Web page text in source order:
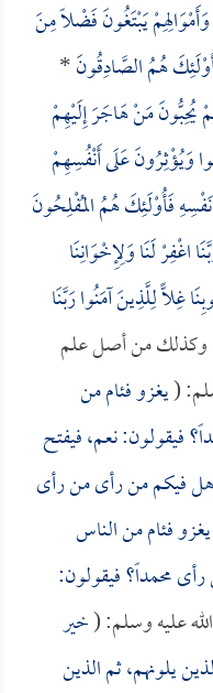
يَبْتَغُونَ فَضْلًا مِنَ
هُمُ الصَّادِقُونَ*
يُحِبُّونَ مَنْ هَاجَرَ إِلَيْهِمْ
وَيُؤْثِرُونَ عَلَى أَنْفُسِهِمْ
فَأُوْلَئِكَ هُمُ المُفْلِحُونَ
لَنَا وَلِإِخْوَانِنَا
غِلًّا لِلَّذِينَ آمَنُوا رَبَّنَا
10]، وكذلك من أصل علم
(يغزو فئام من
فيقولون: نعم، فيفتح
هل فيكم من رأى من رأى
فئام من الناس
محمداً؟ فيقولون:
عليه وسلم: (خير
يلونهم، ثم الذين